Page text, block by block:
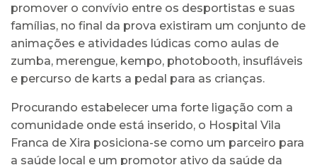
promover o convívio entre os desportistas e suas
famílias, no final da prova existiram um conjunto de
animações e atividades lúdicas como aulas de
zumba, merengue, kempo, photobooth, insufláveis
e percurso de karts a pedal para as crianças.
Procurando estabelecer uma forte ligação com a
comunidade onde está inserido, o Hospital Vila
Franca de Xira posiciona-se como um parceiro para
a saúde local e um promotor ativo da saúde da